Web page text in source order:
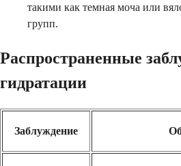
такими как темная моча или
групп.
Распространенные
гидратации
Заблуждение